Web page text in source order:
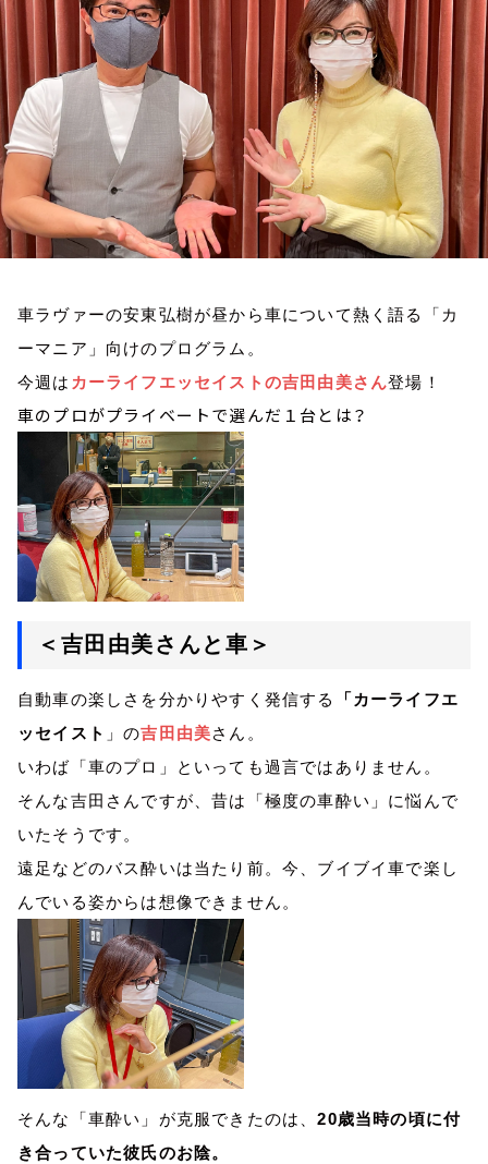
車ラヴァーの安東弘樹が昼から車について熱く語る「カ
ーマニア」向けのプログラム。
今週は カーライフエッセイストの吉田由美さん登場！
車のプロがプライベートで選んだ１台とは？
＜吉田由美さんと車＞
自動車の楽しさを分かりやすく発信する
「カーライフエ
ッセイスト 」の吉田由美さん。
いわば「車のプロ」といっても過言ではありません。
そんな吉田さんですが、昔は「極度の車酔い」に悩んで
いたそうです。
遠足などのバス酔いは当たり前。今、ブイブイ車で楽し
んでいる姿からは想像できません。
そんな「車酔い」が克服できたのは、20歳当時の頃に付
き合っていた彼氏のお陰。